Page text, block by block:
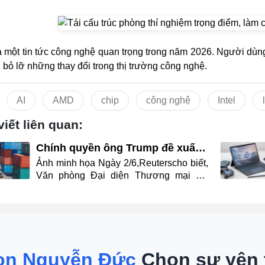
một tin tức công nghệ quan trọng trong năm 2026. Người
bỏ lỡ những thay đổi trong thị trường công nghệ.
AI AMD chip công nghệ Intel
liên quan:
Chính quyền ông Trump đề xuất
áp thuế bổ sung với 60 nền kinh
tế
Ảnh minh họa Ngày 2/6,Reuterscho biết,
Văn phòng Đại diện Thương mại Mỹ
nhằm ngăn chặn lưu thông các sản
phẩm được sản xuất bằng lao động
Nguyễn Đức Chọn sự yên